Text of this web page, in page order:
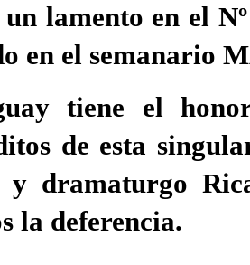
lamento en el
en el semanario
tiene el
de esta
y dramaturgo
la deferencia.